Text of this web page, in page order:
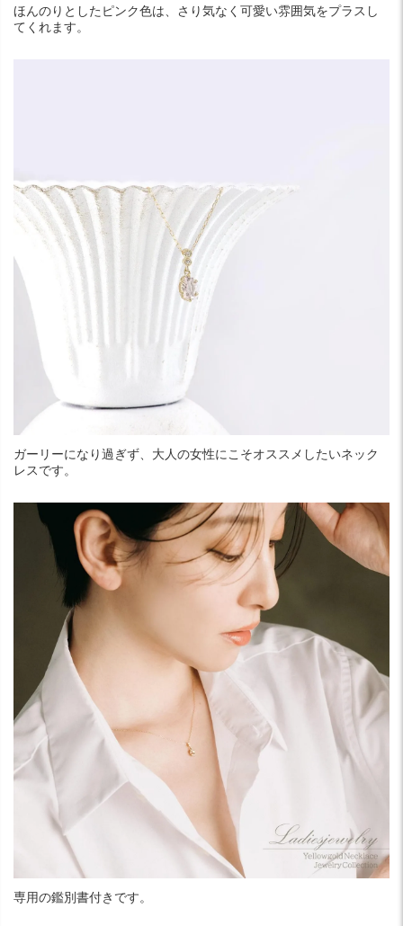
ほんのりとしたピンク色は、さり気なく可愛い雰囲気をプラスし
てくれます。
ガーリーになり過ぎず、大人の女性にこそオススメしたいネック
レスです。
専用の鑑別書付きです。